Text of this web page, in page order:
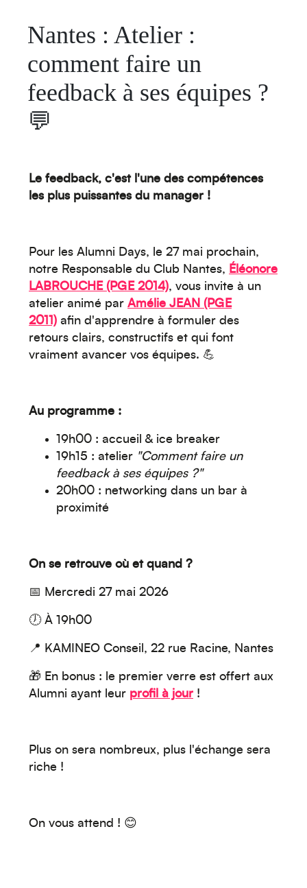
Nantes : Atelier :
comment faire un
feedback à ses équipes ?
💬
Le feedback, c'est l'une des compétences
les plus puissantes du manager !
Pour les Alumni Days, le 27 mai prochain,
notre Responsable du Club Nantes, Éléonore
LABROUCHE (PGE 2014), vous invite à un
atelier animé par Amélie JEAN (PGE
2011) afin d'apprendre à formuler des
retours clairs, constructifs et qui font
vraiment avancer vos équipes. 💪
Au programme :
19h00 : accueil & ice breaker
19h15 : atelier "Comment faire un
feedback à ses équipes ?"
20h00 : networking dans un bar à
proximité
On se retrouve où et quand ?
📅 Mercredi 27 mai 2026
🕖 À 19h00
📍 KAMINEO Conseil, 22 rue Racine, Nantes
🎁 En bonus : le premier verre est offert aux
Alumni ayant leur profil à jour !
Plus on sera nombreux, plus l'échange sera
riche !
On vous attend ! 😊
Moyen-Orient
Océanie
Créez votre événement